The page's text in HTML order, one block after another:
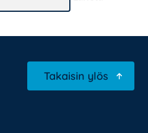
Takaisin ylös